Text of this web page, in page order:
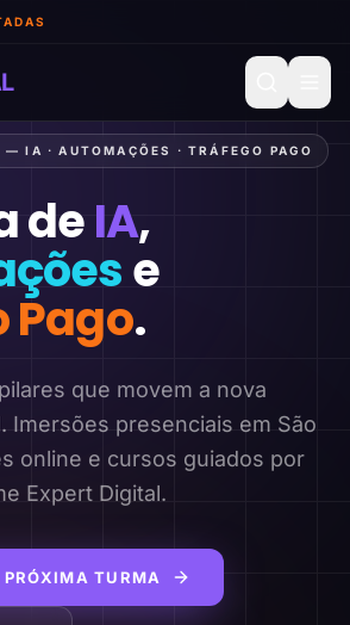
IA · AUTOMAÇÕES · TRÁFEGO PAGO
deIA,
e
Pago.
que movem a nova
Imersões presenciais em São
online e cursos guiados por
Expert Digital.
PRÓXIMA TURMA